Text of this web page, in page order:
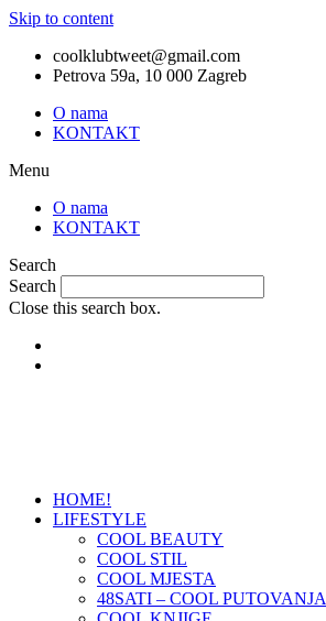
Skip to content
coolklubtweet@gmail.com
Petrova 59a, 10 000 Zagreb
O nama
KONTAKT
Menu
O nama
KONTAKT
Search
Search
Close this search box.
HOME!
LIFESTYLE
COOL BEAUTY
COOL STIL
COOL MJESTA
48SATI – COOL PUTOVANJA